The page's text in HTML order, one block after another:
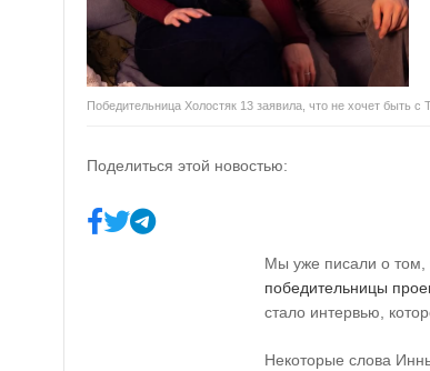
Победительница Холостяк 13 заявила, что не хочет быть с
Поделиться этой новостью:
Мы уже писали о том,
победительницы
стало интервью,
Некоторые слова